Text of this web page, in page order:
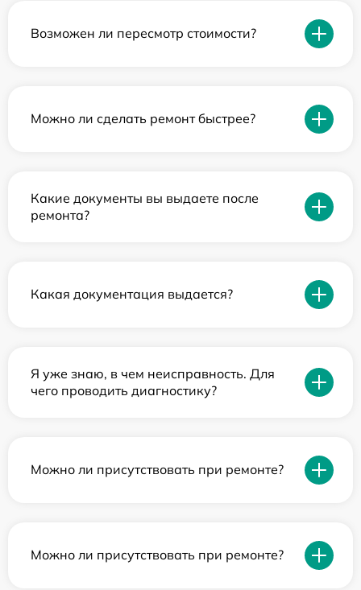
Возможен ли пересмотр стоимости?
Можно ли сделать ремонт быстрее?
Какие документы вы выдаете после
ремонта?
Какая документация выдается?
Я уже знаю, в чем неисправность. Для
чего проводить диагностику?
Можно ли присутствовать при ремонте?
Можно ли присутствовать при ремонте?